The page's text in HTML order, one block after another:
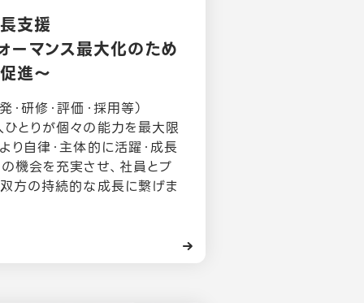
支援
ーマンス最大化のため
進～
・研修・評価・採用等）
とりが個々の能⼒を最⼤限
り自律・主体的に活躍・成⻑
機会を充実させ、社員とプ
方の持続的な成⻑に繋げま